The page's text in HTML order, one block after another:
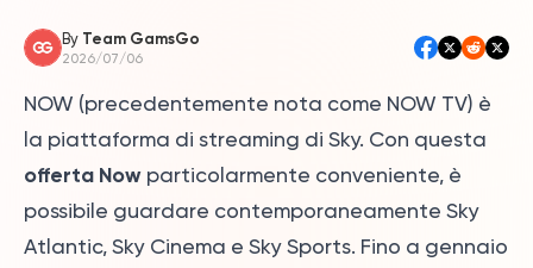
By Team GamsGo
2026/07/06
NOW (precedentemente nota come NOW TV) è
la piattaforma di streaming di Sky. Con questa
offerta Now particolarmente conveniente, è
possibile guardare contemporaneamente Sky
Atlantic, Sky Cinema e Sky Sports. Fino a gennaio